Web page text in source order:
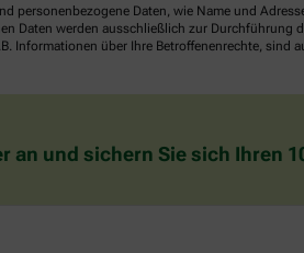
personenbezogene Daten, wie Name und
Daten werden ausschließlich zur Durchführung
Informationen über Ihre Betroffenenrechte, sind
an und sichern Sie sich Ihren